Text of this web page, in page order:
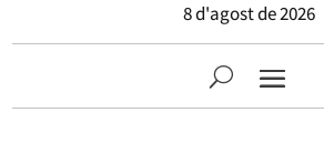
8 d'agost de 2026